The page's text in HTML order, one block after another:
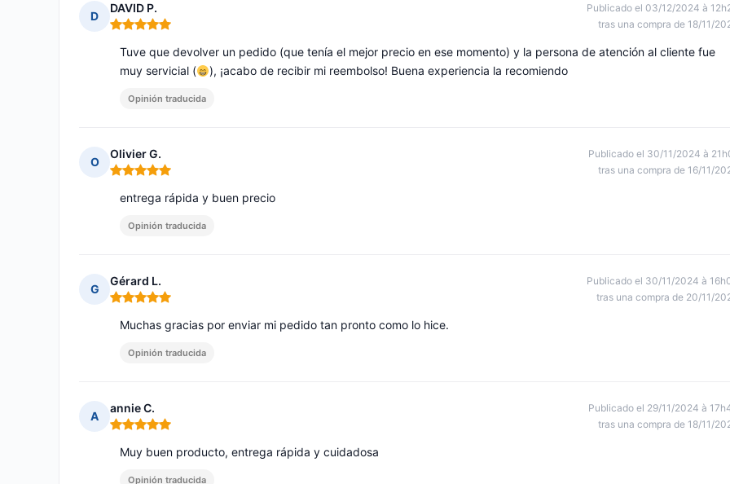
D
DAVID P.
Nota: 5 de 5
Publicado el 03/12/2024 à
tras una compra de 18/11/
Tuve que devolver un pedido (que tenía el mejor precio en ese momento) y la persona de atención al cliente fue
muy servicial (
), ¡acabo de recibir mi reembolso! Buena experiencia la recomiendo
Opinión traducida
O
Olivier G.
Nota: 5 de 5
Publicado el 30/11/2024 à
tras una compra de 16/11/
entrega rápida y buen precio
Opinión traducida
G
Gérard L.
Nota: 5 de 5
Publicado el 30/11/2024 à
tras una compra de 20/11/
Muchas gracias por enviar mi pedido tan pronto como lo hice.
Opinión traducida
A
annie C.
Nota: 5 de 5
Publicado el 29/11/2024 à
tras una compra de 18/11/
Muy buen producto, entrega rápida y cuidadosa
Opinión traducida